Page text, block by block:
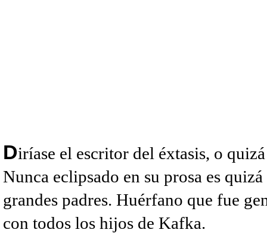
Diríase el escritor del éxtasis, o
Nunca eclipsado en su prosa es
grandes padres. Huérfano que fue
con todos los hijos de Kafka.